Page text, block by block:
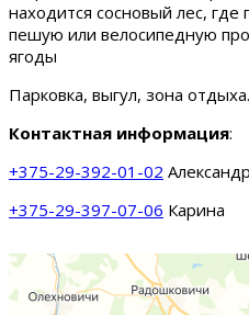
находится сосновый лес, где
пешую или велосипедную
ягоды
Парковка, выгул, зона отдыха.
Контактная информация:
+375-29-392-01-02 Александр
+375-29-397-07-06 Карина